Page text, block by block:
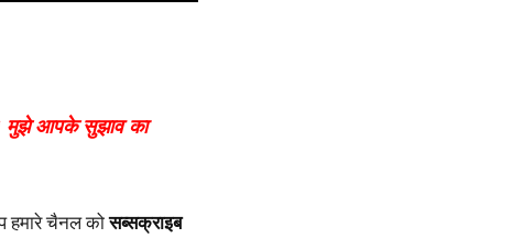
मुझे आपके सुझाव का
चैनल कोसब्सक्राइब